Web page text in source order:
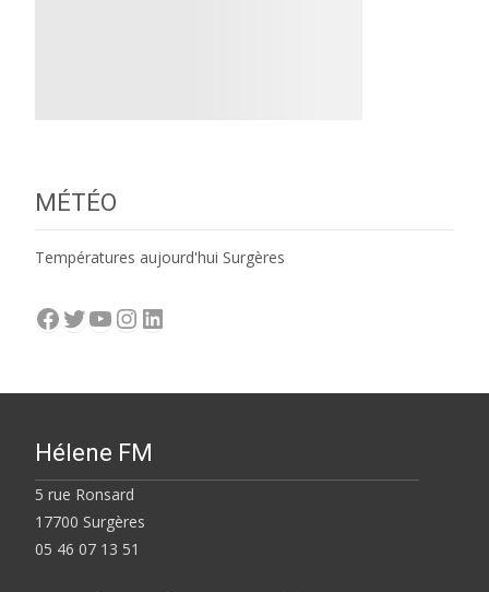
MÉTÉO
Températures aujourd'hui Surgères
Facebook
Twitter
YouTube
Instagram
LinkedIn
Hélene FM
5 rue Ronsard
17700 Surgères
05 46 07 13 51